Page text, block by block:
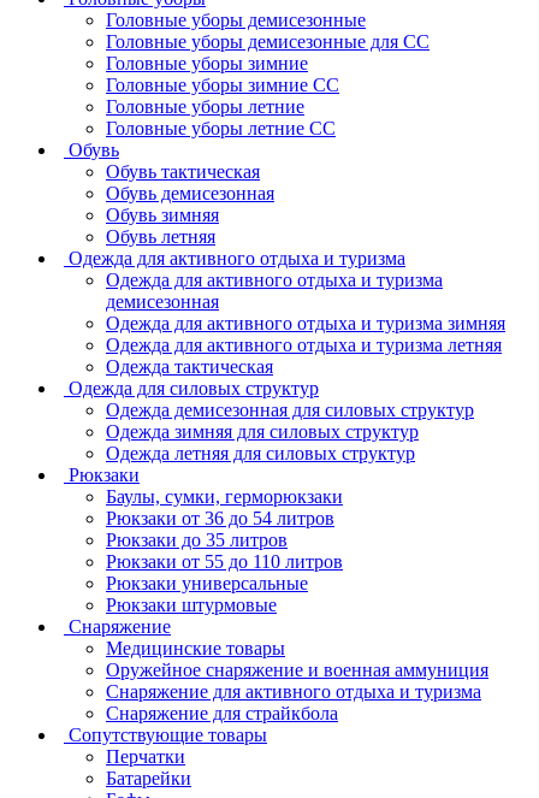
Головные уборы демисезонные
Головные уборы демисезонные для СС
Головные уборы зимние
Головные уборы зимние СС
Головные уборы летние
Головные уборы летние СС
Обувь
Обувь тактическая
Обувь демисезонная
Обувь зимняя
Обувь летняя
Одежда для активного отдыха и туризма
Одежда для активного отдыха и туризма
демисезонная
Одежда для активного отдыха и туризма зимняя
Одежда для активного отдыха и туризма летняя
Одежда тактическая
Одежда для силовых структур
Одежда демисезонная для силовых структур
Одежда зимняя для силовых структур
Одежда летняя для силовых структур
Рюкзаки
Баулы, сумки, герморюкзаки
Рюкзаки от 36 до 54 литров
Рюкзаки до 35 литров
Рюкзаки от 55 до 110 литров
Рюкзаки универсальные
Рюкзаки штурмовые
Снаряжение
Медицинские товары
Оружейное снаряжение и военная аммуниция
Снаряжение для активного отдыха и туризма
Снаряжение для страйкбола
Сопутствующие товары
Перчатки
Батарейки